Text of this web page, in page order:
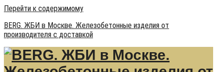
Перейти к содержимому
BERG. ЖБИ в Москве. Железобетонные изделия от
производителя с доставкой